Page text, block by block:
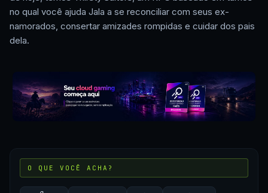
no qual você ajuda Jala a se reconciliar com seus ex-
namorados, consertar amizades rompidas e cuidar dos pais
dela.
O QUE VOCÊ ACHA?